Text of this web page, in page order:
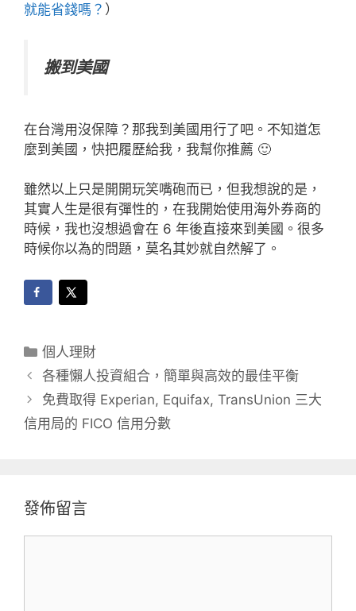
就能省錢嗎？ ）
搬到美國
在台灣用沒保障？那我到美國用行了吧。不知道怎
麼到美國，快把履歷給我，我幫你推薦 🙂
雖然以上只是開開玩笑嘴砲而已，但我想說的是，
其實人生是很有彈性的，在我開始使用海外券商的
時候，我也沒想過會在 6 年後直接來到美國。很多
時候你以為的問題，莫名其妙就自然解了。
分
類
個人理財
各種懶人投資組合，簡單與高效的最佳平衡
免費取得 Experian, Equifax, TransUnion 三大
信用局的 FICO 信用分數
發佈留言